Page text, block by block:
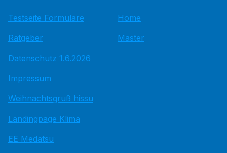
Testseite Formulare
Ratgeber
Datenschutz 1.6.2026
Impressum
Weihnachtsgruß hissu
Landingpage Klima
EE Medatsu
Home
Master